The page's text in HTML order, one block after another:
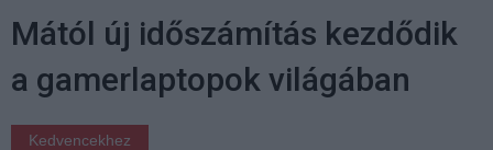
Mától új időszámítás kezdődik
a gamerlaptopok világában
Kedvencekhez